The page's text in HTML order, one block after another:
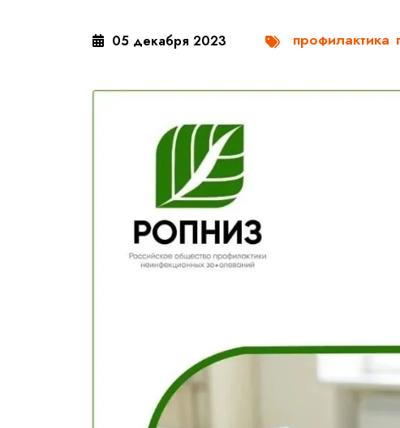
05 декабря 2023 профилактика